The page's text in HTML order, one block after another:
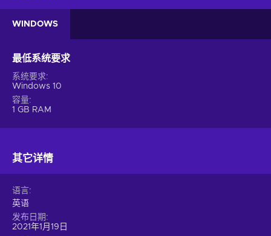
WINDOWS
最低系统要求
系统要求
Windows 10
容量
1 GB RAM
其它详情
语言
英语
发布日期
2021年1月19日